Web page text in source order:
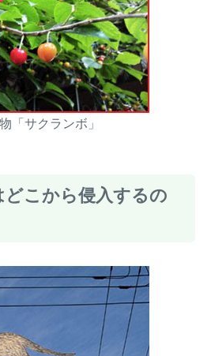
「サクランボ」
こから侵入するの